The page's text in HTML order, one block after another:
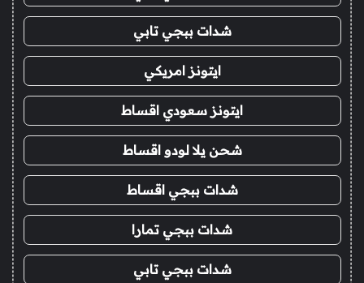
شدات ببجي تابي
ايتونز امريكي
ايتونز سعودي اقساط
شحن يلا لودو اقساط
شدات ببجي اقساط
شدات ببجي تمارا
شدات ببجي تابي